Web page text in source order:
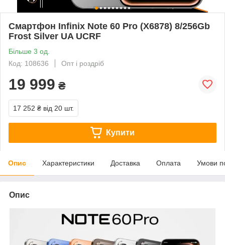
Смартфон Infinix Note 60 Pro (X6878) 8/256Gb
Frost Silver UA UCRF
Більше 3 од.
Код: 108636
Опт і роздріб
19 999 ₴
17 252 ₴ від 20 шт.
Купити
Опис Характеристики Доставка Оплата Умови
Опис